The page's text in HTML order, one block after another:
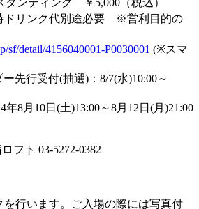
タンディング ￥5,000（税込）
代別途必要 ※営利目的の
sf/detail/4156040001-P0030001 (※スマ
先行受付(抽選)：8/7(水)10:00～
10日(土)13:00～8月12日(月)21:00
フト 03-5272-0382
行います。ご入場の際には写真付